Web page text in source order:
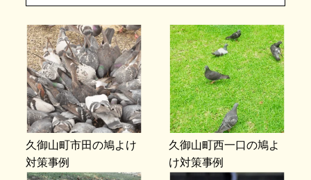
久御山町市田の鳩よけ
対策事例
久御山町西一口の鳩よ
け対策事例